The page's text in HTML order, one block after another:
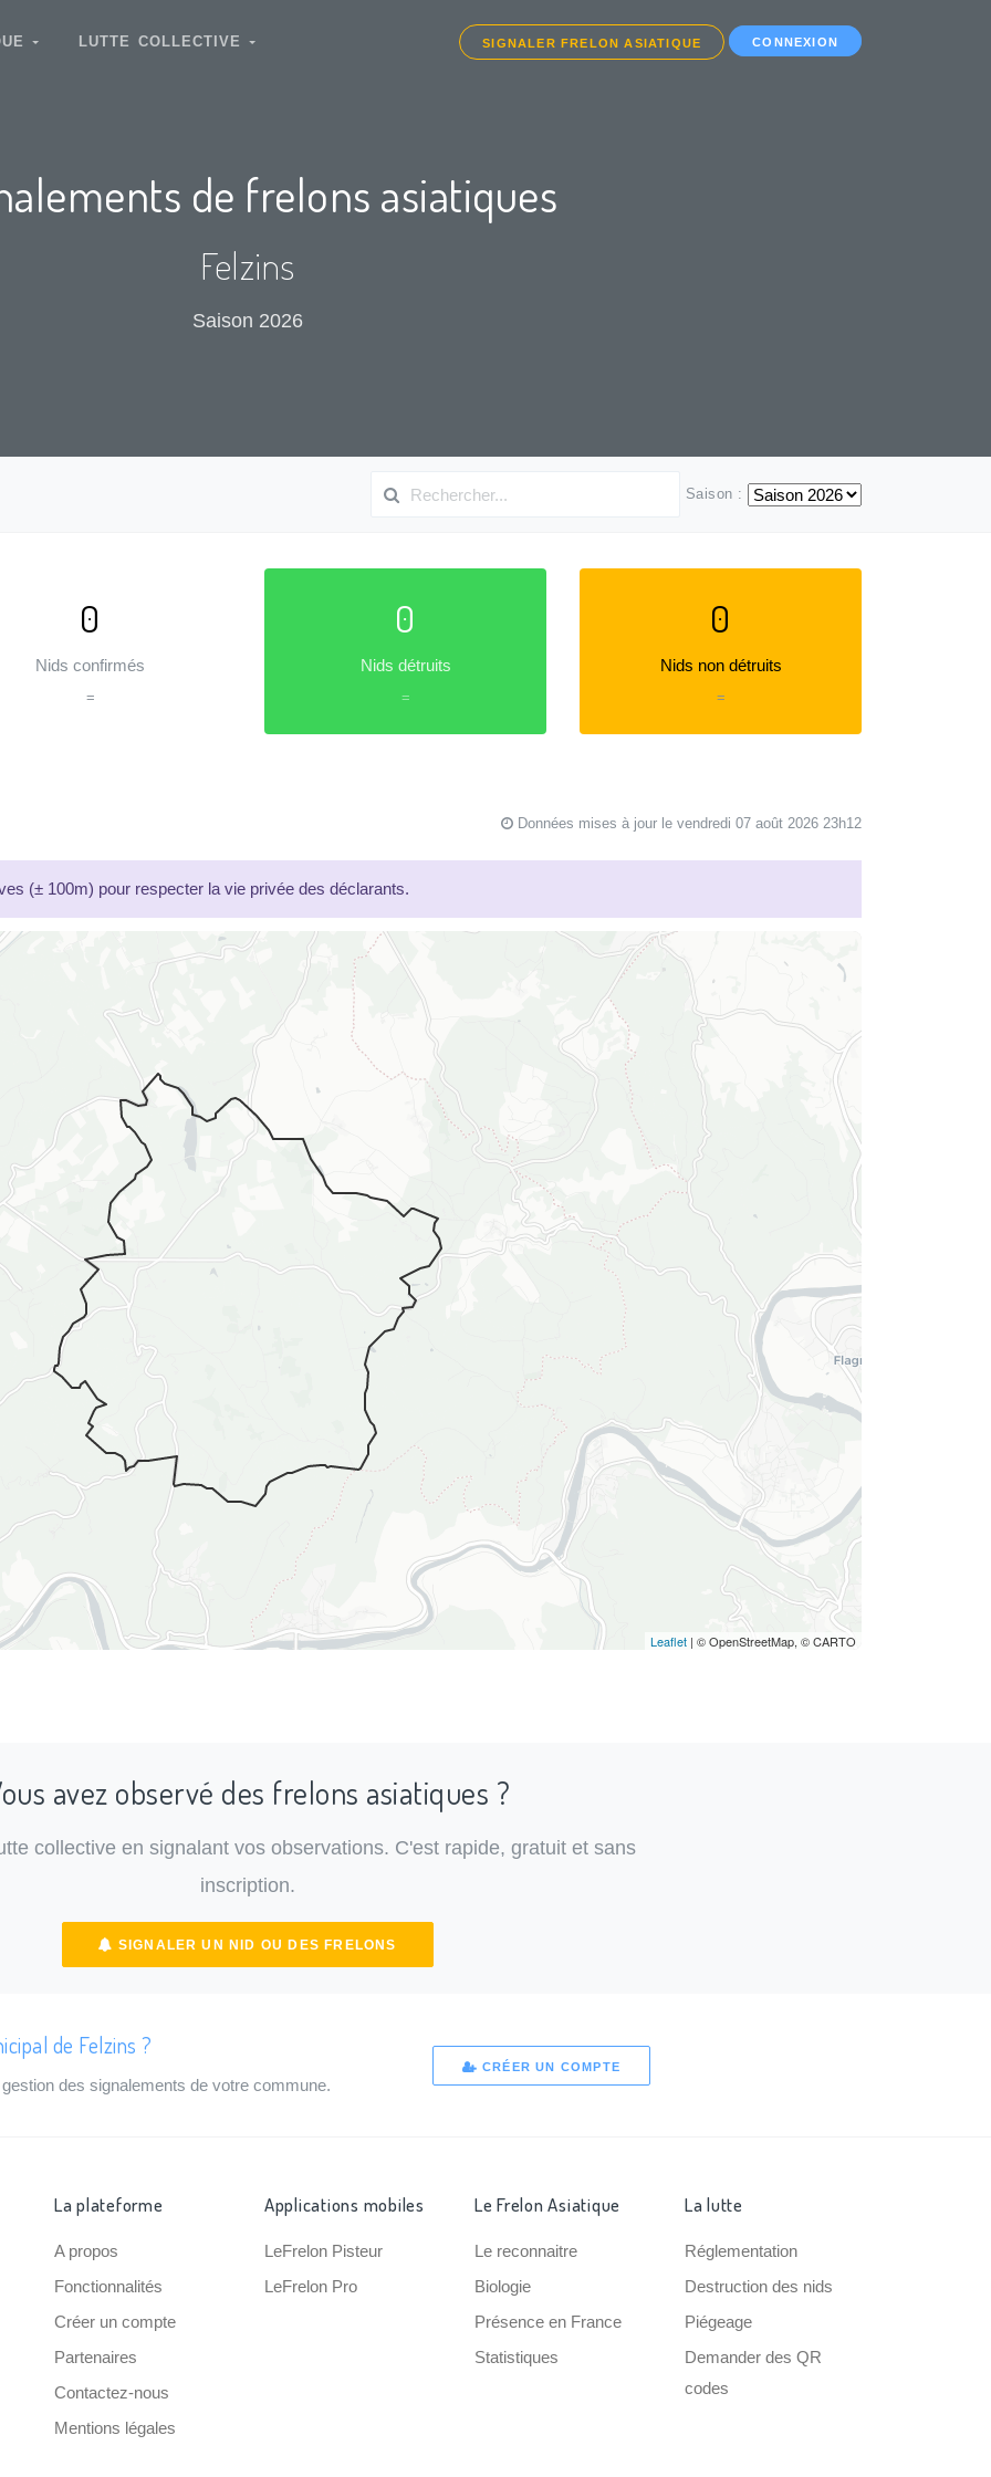
LUTTE COLLECTIVE SIGNALER FRELON ASIATIQUE CONNEXION
de frelons asiatiques
Felzins
Saison 2026
Saison :
0
Nids confirmés
=
0
Nids détruits
=
0
Nids non détruits
=
Données mises à jour le vendredi 07 août 2026 23h12
(± 100m) pour respecter la vie privée des déclarants.
Leaflet | © OpenStreetMap, © CARTO
avez observé des frelons asiatiques ?
collective en signalant vos observations. C'est rapide, gratuit et sans
inscription.
SIGNALER UN NID OU DES FRELONS
de Felzins ?
des signalements de votre commune.
CRÉER UN COMPTE
La plateforme
A propos
Fonctionnalités
Créer un compte
Partenaires
Contactez-nous
Mentions légales
Applications mobiles
LeFrelon Pisteur
LeFrelon Pro
Le Frelon Asiatique
Le reconnaitre
Biologie
Présence en France
Statistiques
La lutte
Réglementation
Destruction des nids
Piégeage
Demander des QR
codes